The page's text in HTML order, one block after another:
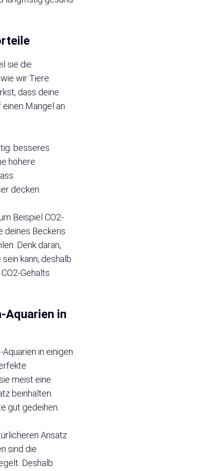
sie die
wir Tiere
dass deine
Mangel an
besseres
höhere
decken.
Beispiel CO2-
deines Beckens
Denk daran,
kann, deshalb
Gehalts
Aquarien in
in einigen
meist eine
beinhalten.
gut gedeihen.
Ansatz
sind die
Deshalb